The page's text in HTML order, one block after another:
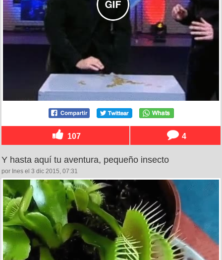
107 4
Y hasta aquí tu aventura, pequeño insecto
por Ines el 3 dic 2015, 07:31